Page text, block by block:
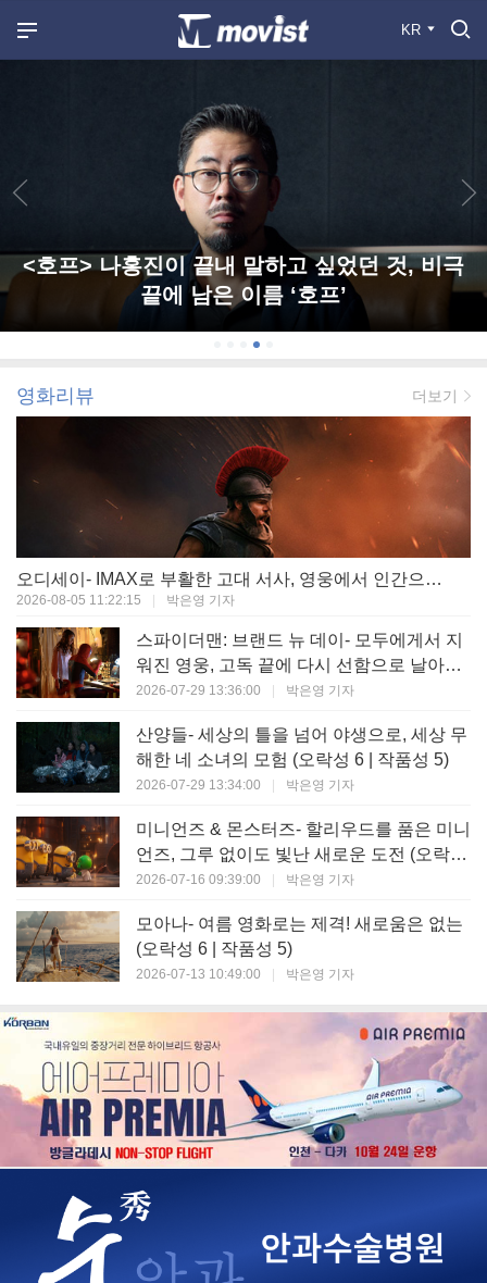
KR
<호프> 나홍진이 끝내 말하고 싶었던 것, 비극
끝에 남은 이름 ‘호프’
영화리뷰 더보기
오디세이- IMAX로 부활한 고대 서사, 영웅에서 인간으로의 귀환 (오락성 9 | 작품성 9)
2026-08-05 11:22:15 박은영 기자
스파이더맨: 브랜드 뉴 데이- 모두에게서 지
워진 영웅, 고독 끝에 다시 선함으로 날아오
르다 (오락성 8 | 작품성 8)
2026-07-29 13:36:00 박은영 기자
산양들- 세상의 틀을 넘어 야생으로, 세상 무
해한 네 소녀의 모험 (오락성 6 | 작품성 5)
2026-07-29 13:34:00 박은영 기자
미니언즈 & 몬스터즈- 할리우드를 품은 미니
언즈, 그루 없이도 빛난 새로운 도전 (오락성
7 | 작품성 6)
2026-07-16 09:39:00 박은영 기자
모아나- 여름 영화로는 제격! 새로움은 없는
(오락성 6 | 작품성 5)
2026-07-13 10:49:00 박은영 기자